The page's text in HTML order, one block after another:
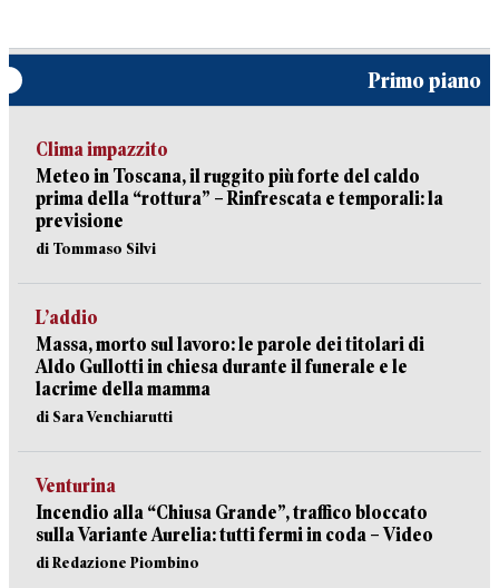
Primo piano
Clima impazzito
Meteo in Toscana, il ruggito più forte del caldo
prima della “rottura” – Rinfrescata e temporali: la
previsione
di Tommaso Silvi
L’addio
Massa, morto sul lavoro: le parole dei titolari di
Aldo Gullotti in chiesa durante il funerale e le
lacrime della mamma
di Sara Venchiarutti
Venturina
Incendio alla “Chiusa Grande”, traffico bloccato
sulla Variante Aurelia: tutti fermi in coda – Video
di Redazione Piombino